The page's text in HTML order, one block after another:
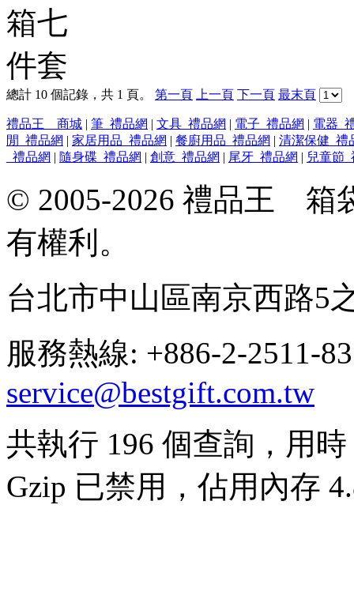
總計 10 個記錄，共 1 頁。 第一頁 上一頁 下一頁 最末頁
禮品王 商城 | 筆_禮品網 | 文具_禮品網 | 電子_禮品網 | 電器_
閒_禮品網 | 家居用品_禮品網 | 餐廚用品_禮品網 | 清潔保健_禮
_禮品網 | 隨身碟_禮品網 | 創意_禮品網 | 尾牙_禮品網 | 兒童節
© 2005-2026 禮品王 箱
有權利。
台北市中山區南京西路5
服務熱線: +886-2-
service@bestgift.com.tw
共執行 196 個查詢，用
Gzip 已禁用，佔用內存